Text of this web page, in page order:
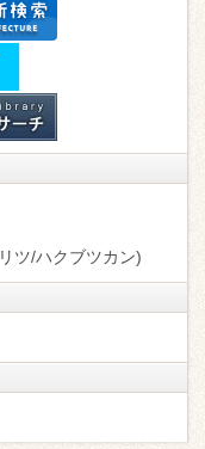
ツ/ハクブツカン)